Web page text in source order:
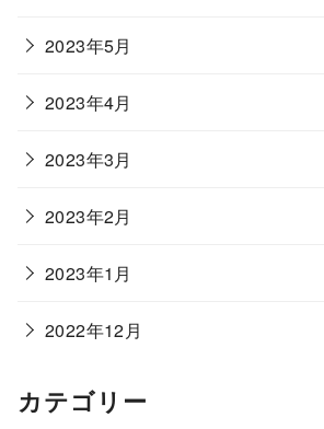
2023年5月
2023年4月
2023年3月
2023年2月
2023年1月
2022年12月
カテゴリー